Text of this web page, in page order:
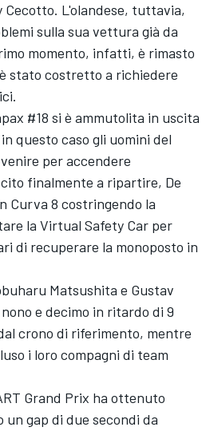
L'olandese, tuttavia,
sulla sua vettura già da
momento, infatti, è rimasto
stato costretto a richiedere
#18 si è ammutolita in uscita
questo caso gli uomini del
per accendere
finalmente a ripartire, De
Curva 8 costringendo la
la Virtual Safety Car per
di recuperare la monoposto in
Matsushita e Gustav
e decimo in ritardo di 9
crono di riferimento, mentre
i loro compagni di team
Grand Prix ha ottenuto
gap di due secondi da